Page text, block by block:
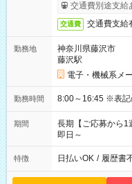
交通費別途支給
交通費 交通費支給
勤務地
神奈川県藤沢市
藤沢駅
電子・機械系メ
勤務時間 8:00～
期間
長期【ご応募から1
即日～
特徴 日払いOK / 履歴書